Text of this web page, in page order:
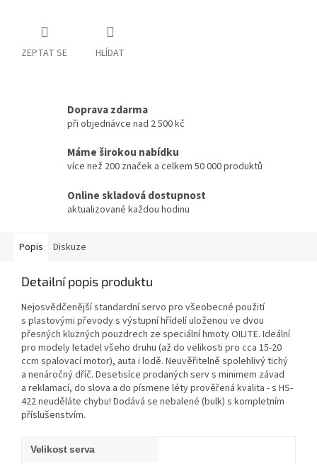
ZEPTAT SE HLÍDAT
Doprava zdarma
při objednávce nad 2 500 kč
Máme širokou nabídku
více než 200 značek a celkem 50 000 produktů
Online skladová dostupnost
aktualizované každou hodinu
Popis Diskuze
Detailní popis produktu
Nejosvědčenější standardní servo pro všeobecné použití
s plastovými převody s výstupní hřídelí uloženou ve dvou
přesných kluzných pouzdrech ze speciální hmoty OILITE. Ideální
pro modely letadel všeho druhu (až do velikosti pro cca 15-20
ccm spalovací motor), auta i lodě. Neuvěřitelně spolehlivý tichý
a nenáročný dříč. Desetisíce prodaných serv s minimem závad
a reklamací, do slova a do písmene léty prověřená kvalita - s HS-
422 neuděláte chybu! Dodává se nebalené (bulk) s kompletním
příslušenstvím.
Velikost serva